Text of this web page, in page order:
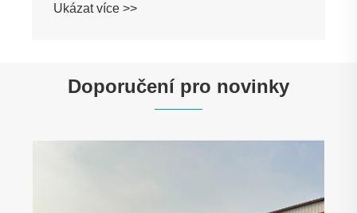
Ukázat více >>
Doporučení pro novinky